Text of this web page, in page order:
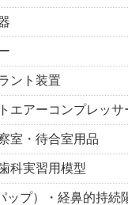
ント装置
エアーコンプレッサ
室・待合室用品
科実習用模型
ップ）・経鼻的持続